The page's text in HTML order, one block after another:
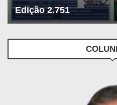
Edição 2.751